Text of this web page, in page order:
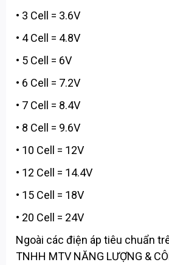
• 3 Cell = 3.6V
• 4 Cell = 4.8V
• 5 Cell = 6V
• 6 Cell = 7.2V
• 7 Cell = 8.4V
• 8 Cell = 9.6V
• 10 Cell = 12V
• 12 Cell = 14.4V
• 15 Cell = 18V
• 20 Cell = 24V
Ngoài các điện áp tiêu chuẩn
TNHH MTV NĂNG LƯỢNG &